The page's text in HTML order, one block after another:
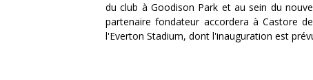
du club à Goodison Park et au sein du
partenaire fondateur accordera à Castore
l'Everton Stadium, dont l'inauguration est